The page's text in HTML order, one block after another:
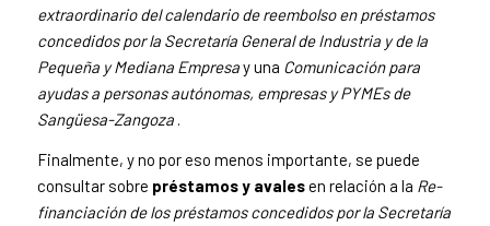
extraordinario del calendario de reembolso en préstamos
concedidos por la Secretaría General de Industria y de la
Pequeña y Mediana Empresay una Comunicación para
ayudas a personas autónomas, empresas y PYMEs de
Sangüesa-Zangoza .
Finalmente, y no por eso menos importante, se puede
consultar sobre préstamos y avalesen relación a la Re-
financiación de los préstamos concedidos por la Secretaría